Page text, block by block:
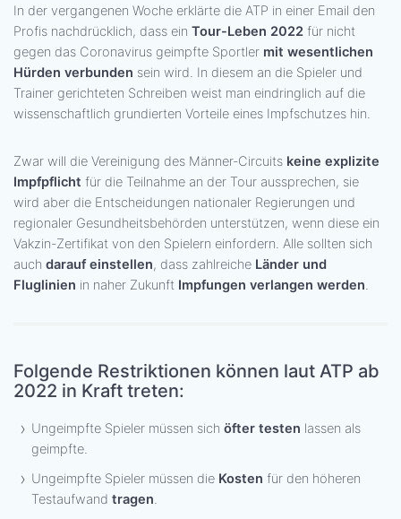
In der vergangenen Woche erklärte die ATP in einer Email den
Profis nachdrücklich, dass ein Tour-Leben 2022 für nicht
gegen das Coronavirus geimpfte Sportler mit wesentlichen
Hürden verbunden sein wird. In diesem an die Spieler und
Trainer gerichteten Schreiben weist man eindringlich auf die
wissenschaftlich grundierten Vorteile eines Impfschutzes hin.
Zwar will die Vereinigung des Männer-Circuits keine explizite
Impfpflicht für die Teilnahme an der Tour aussprechen, sie
wird aber die Entscheidungen nationaler Regierungen und
regionaler Gesundheitsbehörden unterstützen, wenn diese ein
Vakzin-Zertifikat von den Spielern einfordern. Alle sollten sich
auch darauf einstellen, dass zahlreiche Länder und
Fluglinien in naher Zukunft Impfungen verlangen werden.
Folgende Restriktionen können laut ATP ab
2022 in Kraft treten:
Ungeimpfte Spieler müssen sich öfter testen lassen als
geimpfte.
Ungeimpfte Spieler müssen die Kosten für den höheren
Testaufwand tragen.